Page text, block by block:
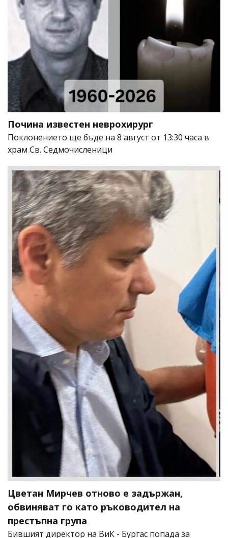
Почина известен неврохирург
Поклонението ще бъде на 8 август от 13:30 часа в
храм Св. Седмочисленици
Цветан Мирчев отново е задържан,
обвиняват го като ръководител на
престъпна група
Бившият директор на ВиК - Бургас попада за